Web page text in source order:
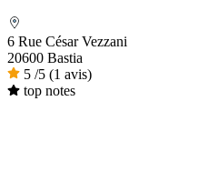
6 Rue César Vezzani
20600 Bastia
5 /5 (1 avis)
top notes